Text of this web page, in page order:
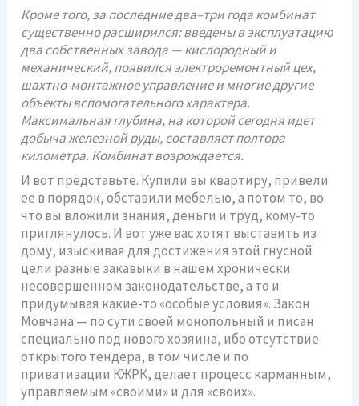
Кроме того, за последние два–три года комбинат
существенно расширился: введены в эксплуатацию
два собственных завода — кислородный и
механический, появился электроремонтный цех,
шахтно-монтажное управление и многие другие
объекты вспомогательного характера.
Максимальная глубина, на которой сегодня идет
добыча железной руды, составляет полтора
километра. Комбинат возрождается.
И вот представьте. Купили вы квартиру, привели
ее в порядок, обставили мебелью, а потом то, во
что вы вложили знания, деньги и труд, кому-то
приглянулось. И вот уже вас хотят выставить из
дому, изыскивая для достижения этой гнусной
цели разные закавыки в нашем хронически
несовершенном законодательстве, а то и
придумывая какие-то «особые условия». Закон
Мовчана — по сути своей монопольный и писан
специально под нового хозяина, ибо отсутствие
открытого тендера, в том числе и по
приватизации КЖРК, делает процесс карманным,
управляемым «своими» и для «своих».